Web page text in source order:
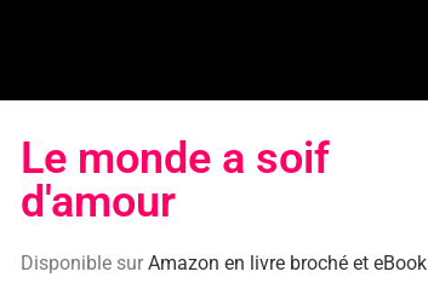
Le monde a soif
d'amour
Disponible sur Amazon en livre broché et eBook